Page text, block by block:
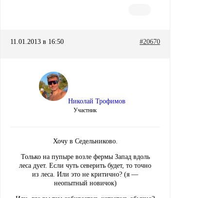
11.01.2013 в 16:50 #20670
Николай Трофимов
Участник
Хочу в Седельниково.
Только на пупыре возле фермы Запад вдоль
леса дует. Если чуть северить будет, то точно
из леса. Или это не критично? (я —
неопытный новичок)